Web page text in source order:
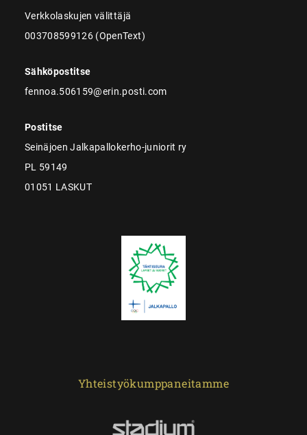
Verkkolaskujen välittäjä
003708599126 (OpenText)
Sähköpostitse
fennoa.506159@erin.posti.com
Postitse
Seinäjoen Jalkapallokerho-juniorit ry
PL 59149
01051 LASKUT
Yhteistyökumppaneitamme